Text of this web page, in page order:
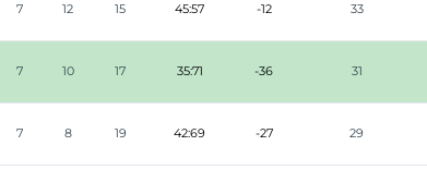
7 12 15 45:57 -12 33
7 10 17 35:71 -36 31
7 8 19 42:69 -27 29